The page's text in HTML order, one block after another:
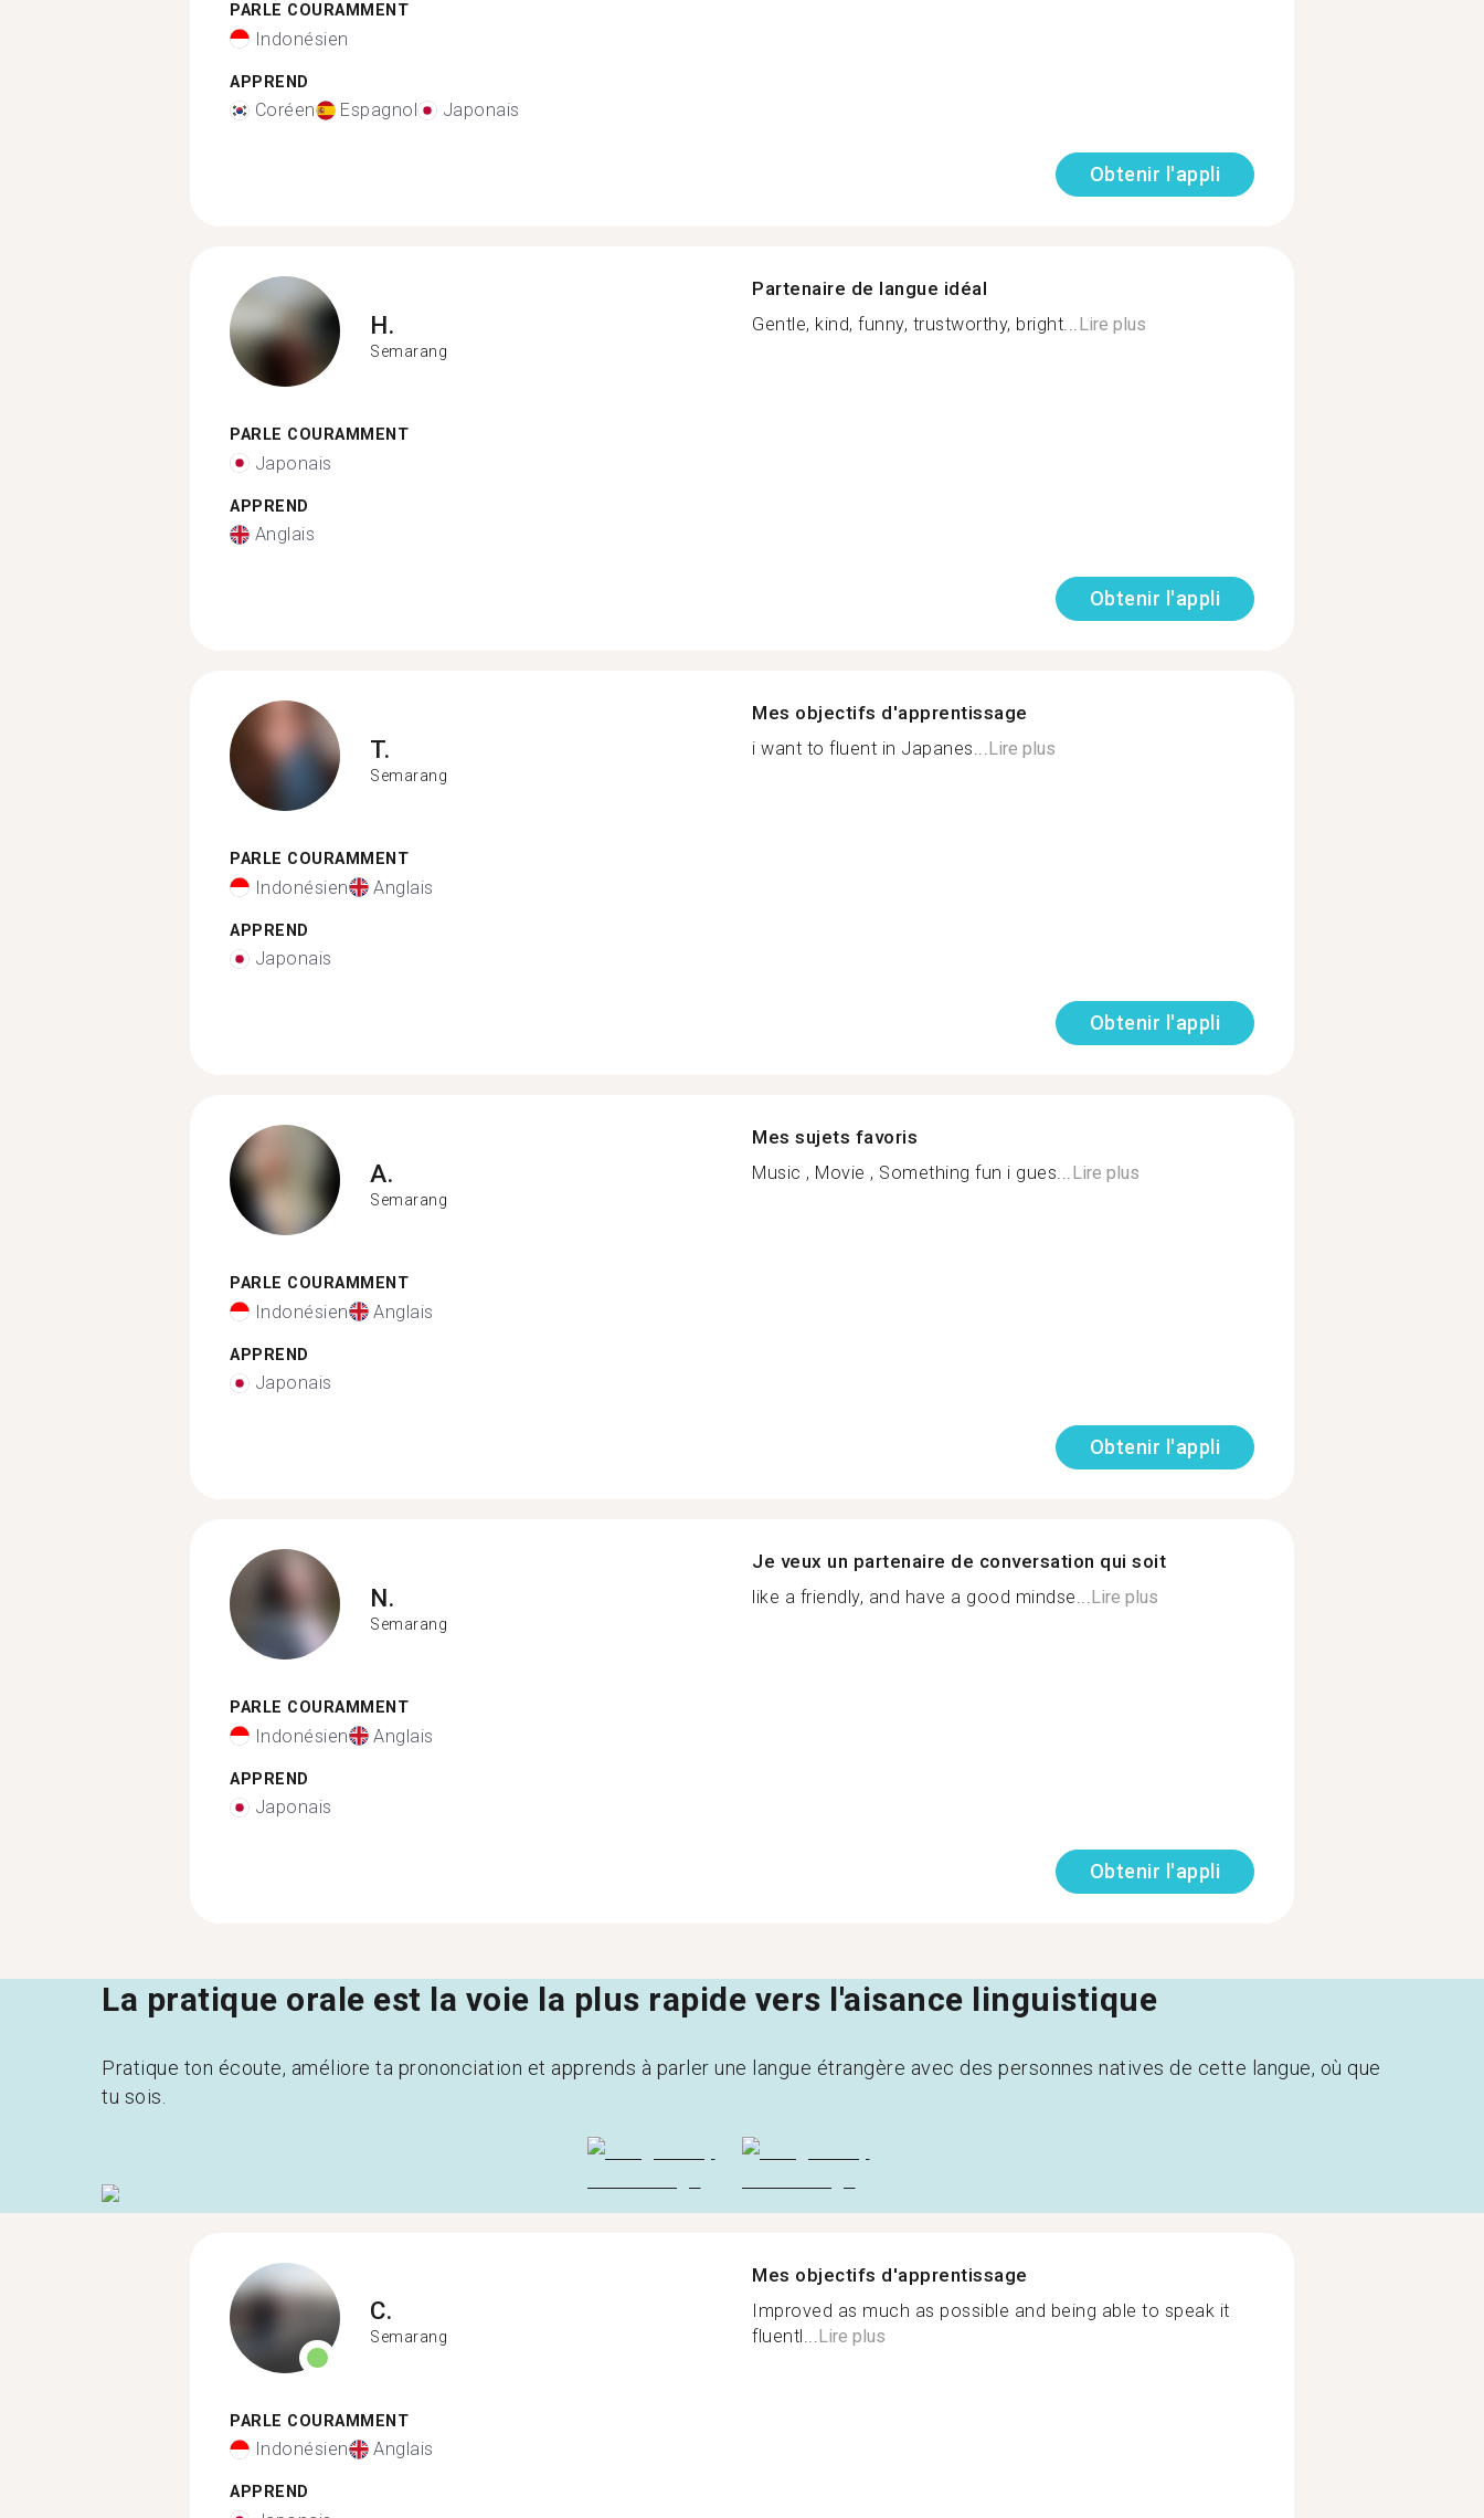
PARLE COURAMMENT
Indonésien
APPREND
Coréen Espagnol Japonais
Obtenir l'appli
H.
Semarang
PARLE COURAMMENT
Japonais
APPREND
Anglais
Partenaire de langue idéal
Gentle, kind, funny, trustworthy, bright...Lire plus
Obtenir l'appli
T.
Semarang
PARLE COURAMMENT
Indonésien Anglais
APPREND
Japonais
Mes objectifs d'apprentissage
i want to fluent in Japanes...Lire plus
Obtenir l'appli
A.
Semarang
PARLE COURAMMENT
Indonésien Anglais
APPREND
Japonais
Mes sujets favoris
Music , Movie , Something fun i gues...Lire plus
Obtenir l'appli
N.
Semarang
PARLE COURAMMENT
Indonésien Anglais
APPREND
Japonais
Je veux un partenaire de conversation qui soit
like a friendly, and have a good mindse...Lire plus
Obtenir l'appli
La pratique orale est la voie la plus rapide vers l'aisance linguistique
Pratique ton écoute, améliore ta prononciation et apprends à parler une langue étrangère avec des personnes natives de cette langue, où que
tu sois.
C.
Semarang
PARLE COURAMMENT
Indonésien Anglais
APPREND
Mes objectifs d'apprentissage
Improved as much as possible and being able to speak it
fluentl... Lire plus